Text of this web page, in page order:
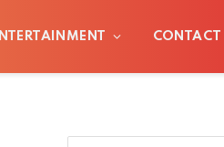
CONTACT